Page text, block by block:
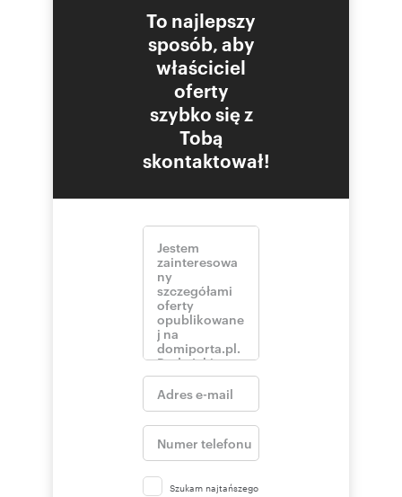
To najlepszy
sposób, aby
właściciel
oferty
szybko się z
Tobą
skontaktował!
Szukam najtańszego